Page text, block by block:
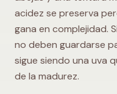
acidez se preserva
gana en complejidad.
no deben guardarse
sigue siendo una uva
de la madurez.